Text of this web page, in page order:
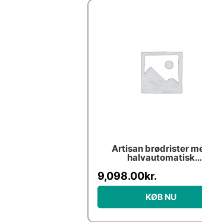
Artisan brødrister
halvautomatisk
9,098.00kr.
KØB NU